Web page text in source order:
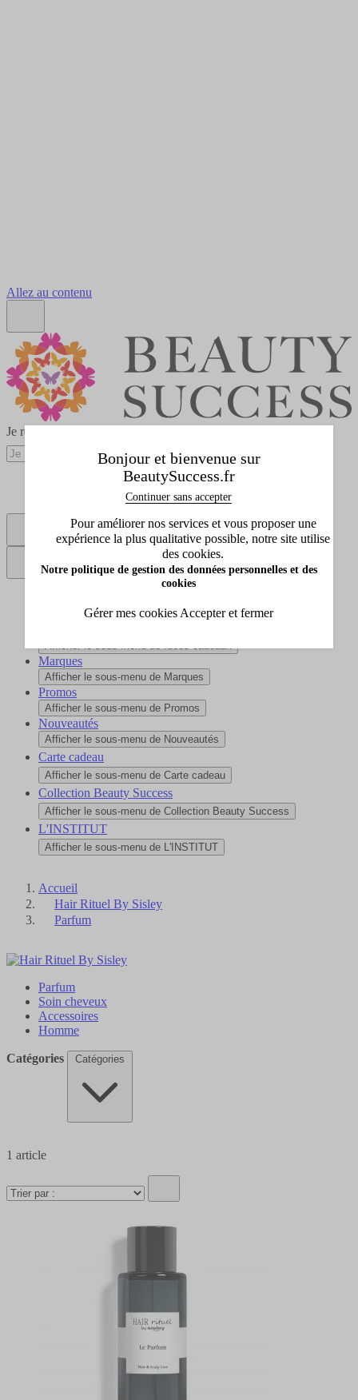
Allez au contenu
Je recherche mon parfum, mon institut...
Se connecter
Afficher le sous-menu de Tous les produits
Marques
Afficher le sous-menu de Marques
Promos
Afficher le sous-menu de Promos
Nouveautés
Afficher le sous-menu de Nouveautés
Carte cadeau
Afficher le sous-menu de Carte cadeau
Collection Beauty Success
Afficher le sous-menu de Collection Beauty Success
L'INSTITUT
Afficher le sous-menu de L'INSTITUT
Accueil
Hair Rituel By Sisley
Parfum
Parfum
Soin cheveux
Accessoires
Homme
Catégories Catégories
1 article
Bonjour et bienvenue sur
BeautySuccess.fr
Continuer sans accepter
Pour améliorer nos services et vous proposer une
expérience la plus qualitative possible, notre site utilise
des cookies.
Notre politique de gestion des données personnelles et des
cookies
Gérer mes cookies Accepter et fermer